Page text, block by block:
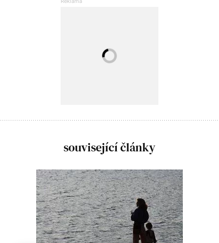
související články